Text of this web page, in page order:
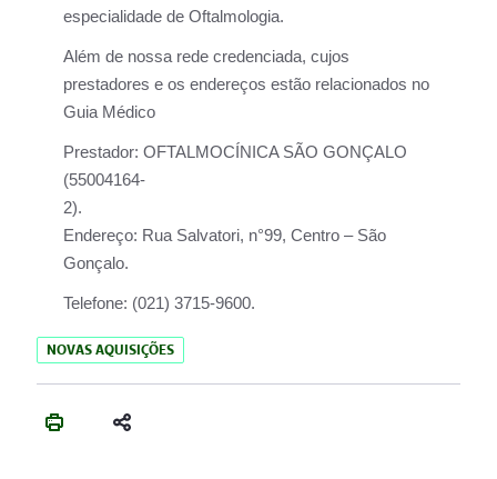
especialidade de Oftalmologia.
Além de nossa rede credenciada, cujos
prestadores e os endereços estão relacionados no
Guia Médico
Prestador: OFTALMOCÍNICA SÃO GONÇALO
(55004164-
2).
Endereço: Rua Salvatori, n°99, Centro – São
Gonçalo.
Telefone: (021) 3715-9600.
NOVAS AQUISIÇÕES